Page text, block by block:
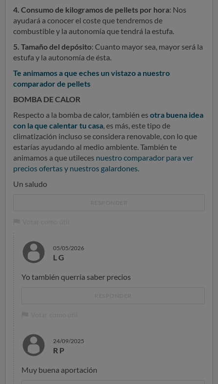
4. Consumo de kilogramos de pellets por hora: Nos
ayudará a conocer el coste que tendremos de
combustible y la autonomía que tendrá la estufa.
5. Tamaño del depósito: Cuanto mayor sea, mayor será la
estufa y la autonomía de ésta.
Te animamos a que eches un vistazo a nuestro
comparador de pellets
BOMBA DE CALOR
Respecto a la bomba de calor, también es otra buena idea
con la que calentar tu casa, es más, este tipo de
climatización incluso se considera renovable, con lo que
estarías ayudando al medio ambiente. También te
animamos a que utileces nuestro comparador para ver
precios ofertas y nuestros galardones.
Un saludo
05/05/2026
L G
Yo también querría saber precios
24/09/2025
R P
Muy buena aportación